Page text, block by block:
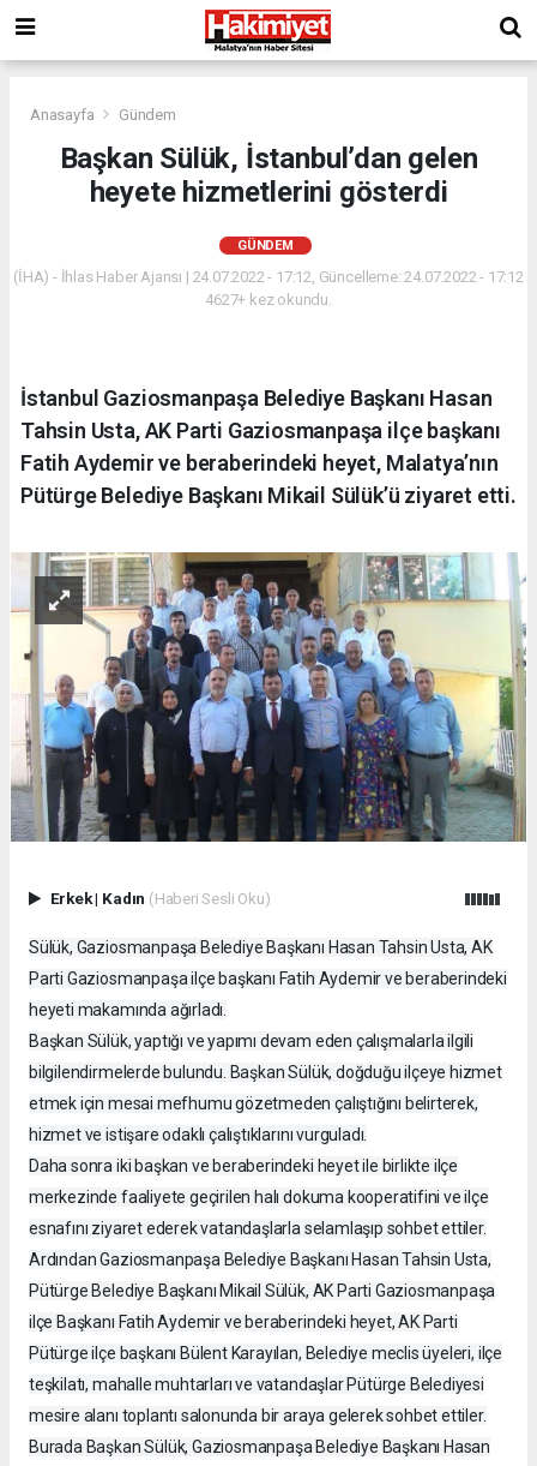
Anasayfa Gündem
Başkan Sülük, İstanbul’dan gelen
heyete hizmetlerini gösterdi
GÜNDEM
(İHA) - İhlas Haber Ajansı | 24.07.2022 - 17:12, Güncelleme: 24.07.2022 - 17:12
4627+ kez okundu.
İstanbul Gaziosmanpaşa Belediye Başkanı Hasan
Tahsin Usta, AK Parti Gaziosmanpaşa ilçe başkanı
Fatih Aydemir ve beraberindeki heyet, Malatya’nın
Pütürge Belediye Başkanı Mikail Sülük’ü ziyaret etti.
Erkek| Kadın (Haberi Sesli Oku)
Sülük, Gaziosmanpaşa Belediye Başkanı Hasan Tahsin Usta, AK
Parti Gaziosmanpaşa ilçe başkanı Fatih Aydemir ve beraberindeki
heyeti makamında ağırladı.
Başkan Sülük, yaptığı ve yapımı devam eden çalışmalarla ilgili
bilgilendirmelerde bulundu. Başkan Sülük, doğduğu ilçeye hizmet
etmek için mesai mefhumu gözetmeden çalıştığını belirterek,
hizmet ve istişare odaklı çalıştıklarını vurguladı.
Daha sonra iki başkan ve beraberindeki heyet ile birlikte ilçe
merkezinde faaliyete geçirilen halı dokuma kooperatifini ve ilçe
esnafını ziyaret ederek vatandaşlarla selamlaşıp sohbet ettiler.
Ardından Gaziosmanpaşa Belediye Başkanı Hasan Tahsin Usta,
Pütürge Belediye Başkanı Mikail Sülük, AK Parti Gaziosmanpaşa
ilçe Başkanı Fatih Aydemir ve beraberindeki heyet, AK Parti
Pütürge ilçe başkanı Bülent Karayılan, Belediye meclis üyeleri, ilçe
teşkilatı, mahalle muhtarları ve vatandaşlar Pütürge Belediyesi
mesire alanı toplantı salonunda bir araya gelerek sohbet ettiler.
Burada Başkan Sülük, Gaziosmanpaşa Belediye Başkanı Hasan